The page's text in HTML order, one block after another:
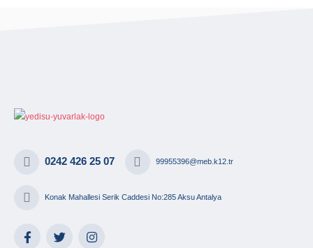
0242 426 25 07 99955396@meb.k12.tr
Konak Mahallesi Serik Caddesi No:285 Aksu Antalya